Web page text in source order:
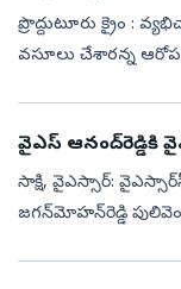
ప్రొద్దుటూరు క్రైం :
వసూలు చేశారన్న
వైఎస్‌ ఆనంద్‌రెడ్డికి
సాక్షి, వైఎ‍స్సార్‌:
జగన్‌మోహన్‌రెడ్డి